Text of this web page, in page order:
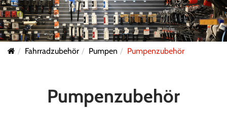
Fahrradzubehör Pumpen Pumpenzubehör
Pumpenzubehör